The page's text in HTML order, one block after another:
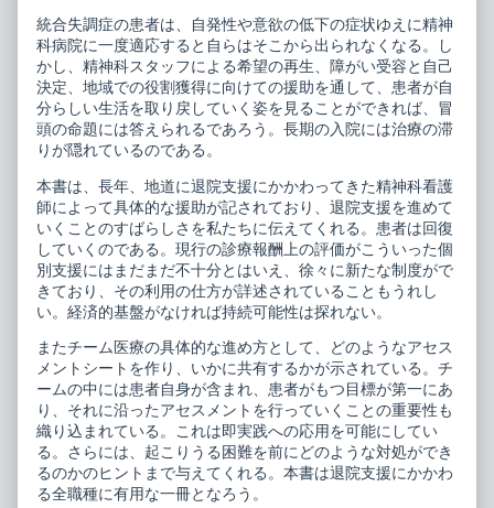
統合失調症の患者は、自発性や意欲の低下の症状ゆえに精神
科病院に一度適応すると自らはそこから出られなくなる。し
かし、精神科スタッフによる希望の再生、障がい受容と自己
決定、地域での役割獲得に向けての援助を通して、患者が自
分らしい生活を取り戻していく姿を見ることができれば、冒
頭の命題には答えられるであろう。長期の入院には治療の滞
りが隠れているのである。
本書は、長年、地道に退院支援にかかわってきた精神科看護
師によって具体的な援助が記されており、退院支援を進めて
いくことのすばらしさを私たちに伝えてくれる。患者は回復
していくのである。現行の診療報酬上の評価がこういった個
別支援にはまだまだ不十分とはいえ、徐々に新たな制度がで
きており、その利用の仕方が詳述されていることもうれし
い。経済的基盤がなければ持続可能性は探れない。
またチーム医療の具体的な進め方として、どのようなアセス
メントシートを作り、いかに共有するかが示されている。チ
ームの中には患者自身が含まれ、患者がもつ目標が第一にあ
り、それに沿ったアセスメントを行っていくことの重要性も
織り込まれている。これは即実践への応用を可能にしてい
る。さらには、起こりうる困難を前にどのような対処ができ
るのかのヒントまで与えてくれる。本書は退院支援にかかわ
る全職種に有用な一冊となろう。